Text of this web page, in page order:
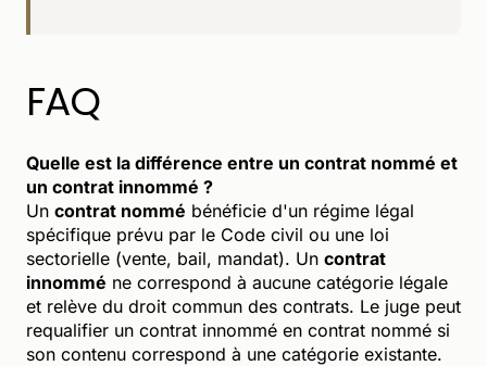
FAQ
Quelle est la différence entre un contrat nommé et
un contrat innommé ?
Un contrat nommé bénéficie d'un régime légal
spécifique prévu par le Code civil ou une loi
sectorielle (vente, bail, mandat). Un contrat
innommé ne correspond à aucune catégorie légale
et relève du droit commun des contrats. Le juge peut
requalifier un contrat innommé en contrat nommé si
son contenu correspond à une catégorie existante.